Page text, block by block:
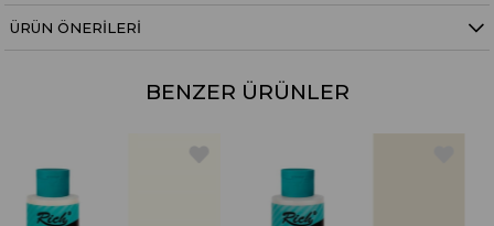
ÜRÜN ÖNERILERI
BENZER ÜRÜNLER